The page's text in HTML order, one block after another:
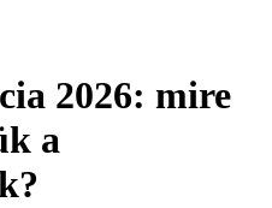
2026: mire
a